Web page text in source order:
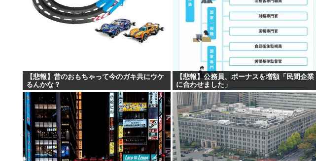
【悲報】昔のおもちゃって今のガキ共にウケ
るんかな？
【悲報】公務員、ボーナスを増額「民間企業
に合わせました」